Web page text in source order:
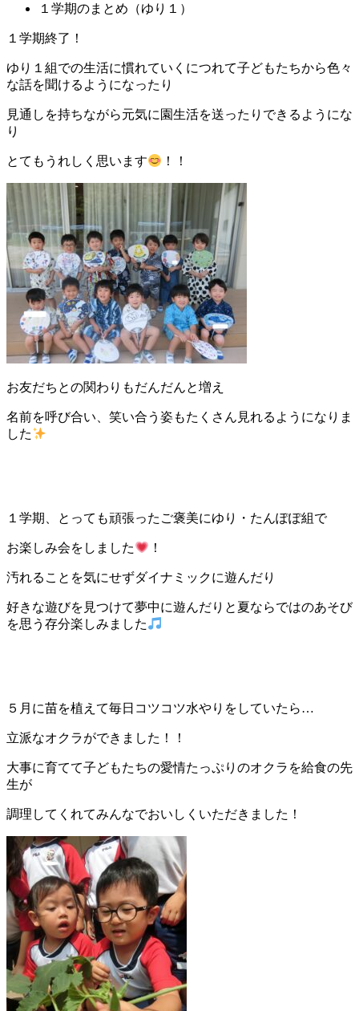
１学期のまとめ（ゆり１）
１学期終了！
ゆり１組での生活に慣れていくにつれて子どもたちから色々
な話を聞けるようになったり
見通しを持ちながら元気に園生活を送ったりできるようにな
り
とてもうれしく思います ！！
お友だちとの関わりもだんだんと増え
名前を呼び合い、笑い合う姿もたくさん見れるようになりま
した
１学期、とっても頑張ったご褒美にゆり・たんぽぽ組で
お楽しみ会をしました ！
汚れることを気にせずダイナミックに遊んだり
好きな遊びを見つけて夢中に遊んだりと夏ならではのあそび
を思う存分楽しみました
５月に苗を植えて毎日コツコツ水やりをしていたら…
立派なオクラができました！！
大事に育てて子どもたちの愛情たっぷりのオクラを給食の先
生が
調理してくれてみんなでおいしくいただきました！